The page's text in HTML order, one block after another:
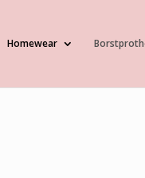
Homewear